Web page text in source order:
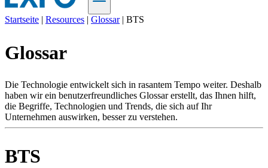
Produkte
Support
Services
Kaufen
Ressourcen
RegisterAnmeldung
Startseite | Resources | Glossar | BTS
Glossar
Die Technologie entwickelt sich in rasantem Tempo weiter. Deshalb
haben wir ein benutzerfreundliches Glossar erstellt, das Ihnen hilft,
die Begriffe, Technologien und Trends, die sich auf Ihr
Unternehmen auswirken, besser zu verstehen.
BTS